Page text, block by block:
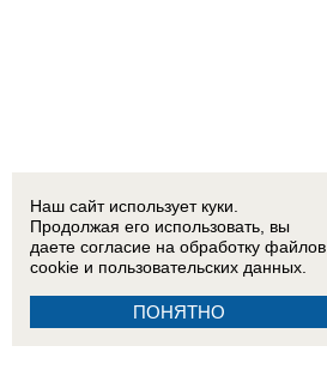
Наш сайт использует куки.
Продолжая его использовать, вы
даете согласие на обработку файлов
cookie и пользовательских данных.
ПОНЯТНО